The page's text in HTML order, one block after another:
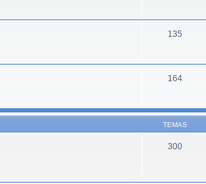
135
164
TEMAS
300